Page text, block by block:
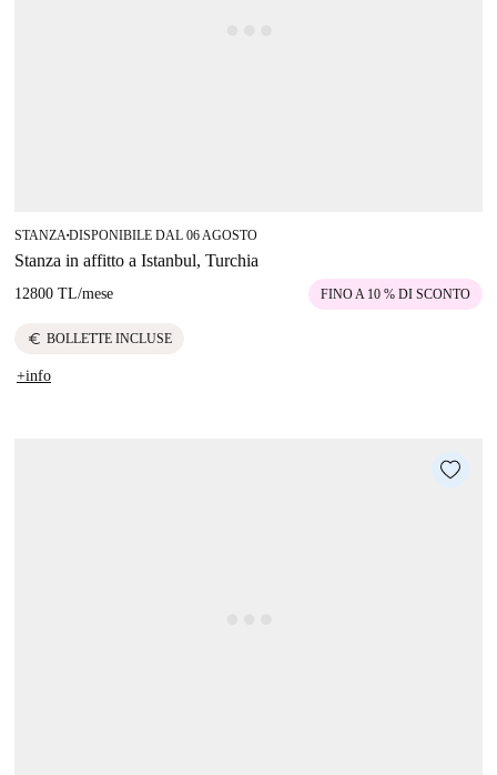
STANZA ■DISPONIBILE DAL 06 AGOSTO
Stanza in affitto a Istanbul, Turchia
12800 TL/mese FINO A 10 % DI SCONTO
euro BOLLETTE INCLUSE
+info